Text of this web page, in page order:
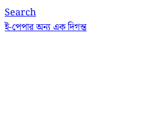
Search
ই-পেপারঅন্য এক দিগন্ত